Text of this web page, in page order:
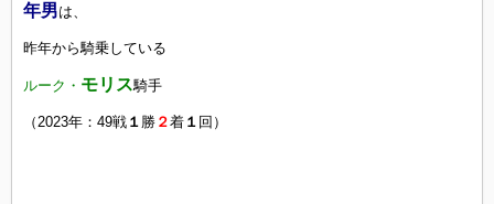
年男は、
昨年から騎乗している
ルーク・ モリス騎手
（2023年：49戦 １ 勝 ２着 １ 回）